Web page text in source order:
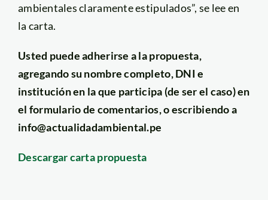
ambientales claramente estipulados”, se lee en
la carta.
Usted puede adherirse a la propuesta,
agregando su nombre completo, DNI e
institución en la que participa (de ser el caso) en
el formulario de comentarios, o escribiendo a
info@actualidadambiental.pe
Descargar carta propuesta